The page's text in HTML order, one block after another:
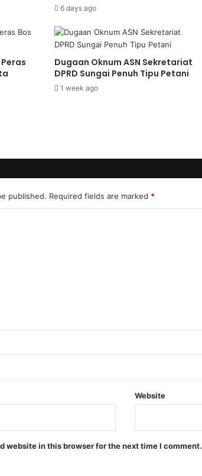
6 days ago
Dugaan Oknum ASN Sekretariat
DPRD Sungai Penuh Tipu Petani
1 week ago
published. Required fields are marked *
Website
website in this browser for the next time I comment.